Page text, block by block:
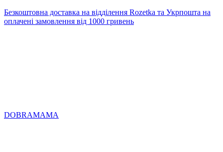
Безкоштовна доставка на відділення Rozetka та Укрпошта на
оплачені замовлення від 1000 гривень
DOBRAMAMA